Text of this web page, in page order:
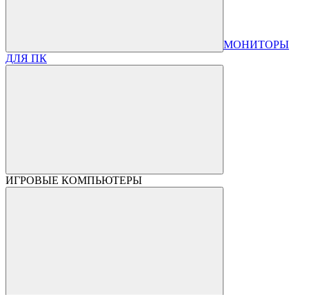
МОНИТОРЫ
ДЛЯ ПК
ИГРОВЫЕ КОМПЬЮТЕРЫ